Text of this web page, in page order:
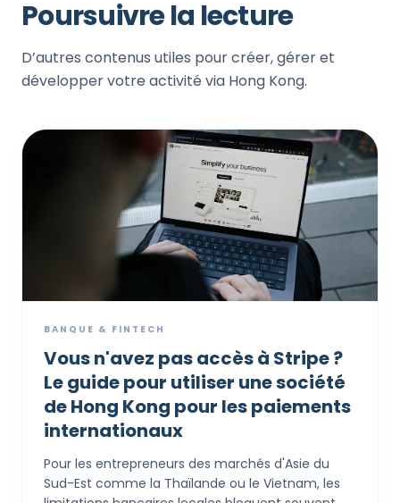
Poursuivre la lecture
D’autres contenus utiles pour créer, gérer et
développer votre activité via Hong Kong.
BANQUE & FINTECH
Vous n'avez pas accès à Stripe ?
Le guide pour utiliser une société
de Hong Kong pour les paiements
internationaux
Pour les entrepreneurs des marchés d'Asie du
Sud-Est comme la Thaïlande ou le Vietnam, les